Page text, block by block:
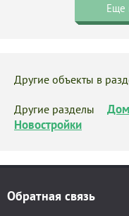
Еще
Другие объекты в
Другие разделы
Новостройки
Обратная связь